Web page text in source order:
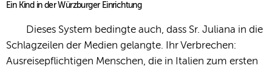
Ein Kind in der Würzburger Einrichtung
Dieses System bedingte auch, dass Sr. Juliana in die
Schlagzeilen der Medien gelangte. Ihr Verbrechen:
Ausreisepflichtigen Menschen, die in Italien zum ersten